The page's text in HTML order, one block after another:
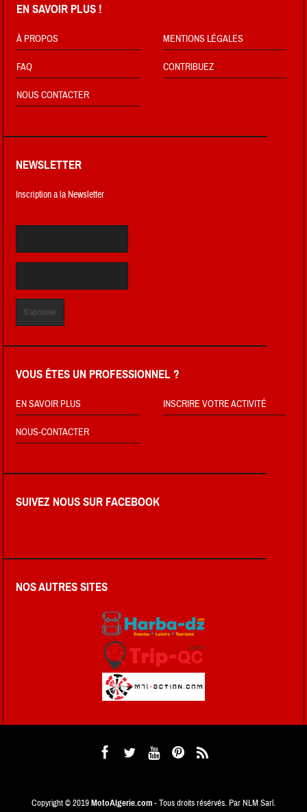
EN SAVOIR PLUS !
À PROPOS MENTIONS LÉGALES
FAQ CONTRIBUEZ
NOUS CONTACTER
NEWSLETTER
Inscription a la Newsletter
VOUS ÊTES UN PROFESSIONNEL ?
EN SAVOIR PLUS INSCRIRE VOTRE ACTIVITÉ
NOUS-CONTACTER
SUIVEZ NOUS SUR FACEBOOK
NOS AUTRES SITES
Copyright © 2019MotoAlgerie.com- Tous droits résérvés. Par NLM Sarl.